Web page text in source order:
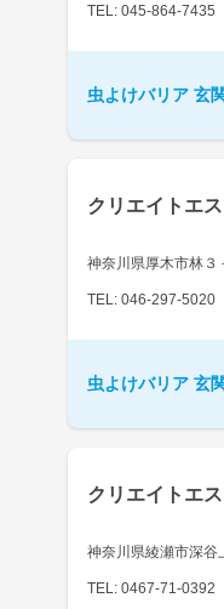
TEL: 045-864-7435
虫よけバリア 玄
クリエイトエ
神奈川県厚木市林３
TEL: 046-297-5020
虫よけバリア 玄
クリエイトエ
神奈川県綾瀬市深谷
TEL: 0467-71-0392